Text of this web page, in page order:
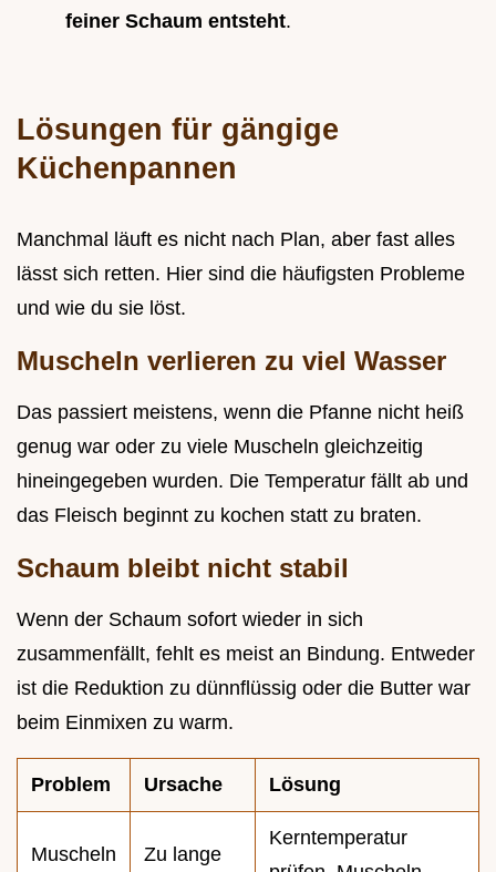
feiner Schaum entsteht.
Lösungen für gängige
Küchenpannen
Manchmal läuft es nicht nach Plan, aber fast alles
lässt sich retten. Hier sind die häufigsten Probleme
und wie du sie löst.
Muscheln verlieren zu viel Wasser
Das passiert meistens, wenn die Pfanne nicht heiß
genug war oder zu viele Muscheln gleichzeitig
hineingegeben wurden. Die Temperatur fällt ab und
das Fleisch beginnt zu kochen statt zu braten.
Schaum bleibt nicht stabil
Wenn der Schaum sofort wieder in sich
zusammenfällt, fehlt es meist an Bindung. Entweder
ist die Reduktion zu dünnflüssig oder die Butter war
beim Einmixen zu warm.
Problem Ursache Lösung
Muscheln
Zu lange
Kerntemperatur